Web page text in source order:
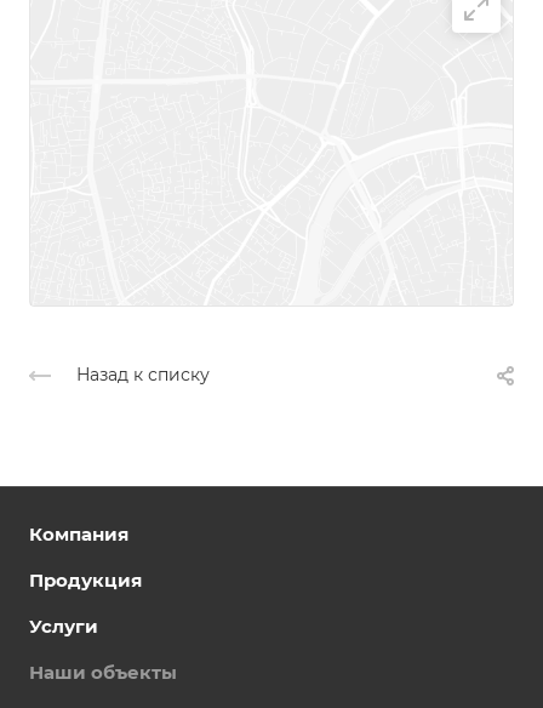
Назад к списку
Компания
Продукция
Услуги
Наши объекты